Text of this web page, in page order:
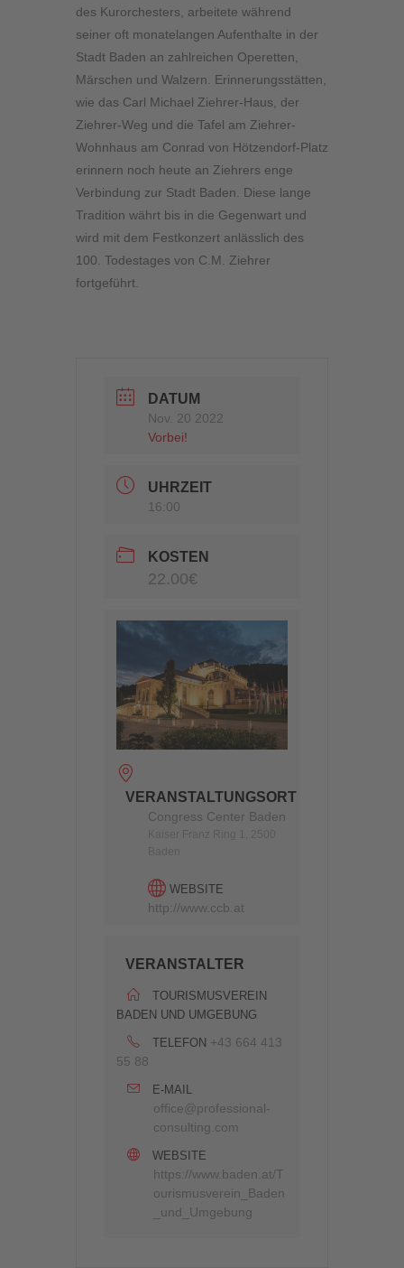
des Kurorchesters, arbeitete während
seiner oft monatelangen Aufenthalte in der
Stadt Baden an zahlreichen Operetten,
Märschen und Walzern. Erinnerungsstätten,
wie das Carl Michael Ziehrer-Haus, der
Ziehrer-Weg und die Tafel am Ziehrer-
Wohnhaus am Conrad von Hötzendorf-Platz
erinnern noch heute an Ziehrers enge
Verbindung zur Stadt Baden. Diese lange
Tradition währt bis in die Gegenwart und
wird mit dem Festkonzert anlässlich des
100. Todestages von C.M. Ziehrer
fortgeführt.
DATUM
Nov. 20 2022
Vorbei!
UHRZEIT
16:00
KOSTEN
22.00€
VERANSTALTUNGSORT
Congress Center Baden
WEBSITE
http://www.ccb.at
VERANSTALTER
TOURISMUSVEREIN
BADEN UND UMGEBUNG
TELEFON +43 664 413
55 88
E-MAIL
office@professional-
consulting.com
WEBSITE
https://www.baden.at/T
ourismusverein_Baden
_und_Umgebung